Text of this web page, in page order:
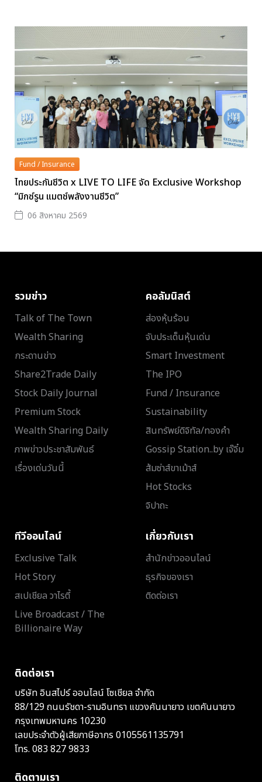
Fund / Insurance
ไทยประกันชีวิต x LIVE TO LIFE จัด Exclusive Workshop
“มิกซ์รูน แมตช์พลังงานชีวิต”
06 สิงหาคม 2569
รวมข่าว
Talk of The Town
Wealth Sharing
กระดานข่าว
Share2Trade Daily
Stock Daily Journal
Premium Stock
Wealth Sharing Daily
ภาพข่าวประชาสัมพันธ์
เรื่องเด่นวันนี้
คอลัมนิสต์
ส่องหุ้นร้อน
จับประเด็นหุ้นเด่น
Smart Investment
The IPO
Fund / Insurance
Sustainability
สินทรัพย์ดิจิทัล/ทองคำ
Gossip Station..by เจ๊จิ๋ม
ส้มซ่าส์ขาเม้าส์
Hot Stocks
จิปาถะ
ทีวีออนไลน์
Exclusive Talk
Hot Story
สเปเชียล วาไรตี้
Live Broadcast / The
Billionaire Way
เกี่ยวกับเรา
สำนักข่าวออนไลน์
ธุรกิจของเรา
ติดต่อเรา
ติดต่อเรา
บริษัท อินสไปร์ ออนไลน์ โซเชียล จำกัด
88/129 ถนนรัชดา-รามอินทรา แขวงคันนายาว เขตคันนายาว
กรุงเทพมหานคร 10230
เลขประจำตัวผู้เสียภาษีอากร 0105561135791
โทร. 083 827 9833
ติดตามเรา